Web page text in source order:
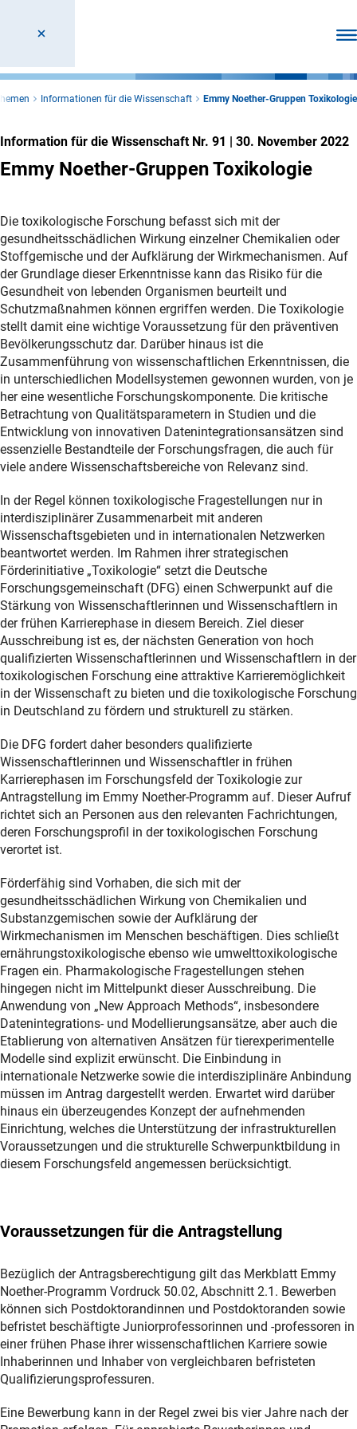
Informationen für die Wissenschaft Emmy Noether-Gruppen Toxikologie
Information für die Wissenschaft Nr. 91 | 30. November 2022
Emmy Noether-Gruppen Toxikologie
Die toxikologische Forschung befasst sich mit der
gesundheitsschädlichen Wirkung einzelner Chemikalien oder
Stoffgemische und der Aufklärung der Wirkmechanismen. Auf
der Grundlage dieser Erkenntnisse kann das Risiko für die
Gesundheit von lebenden Organismen beurteilt und
Schutzmaßnahmen können ergriffen werden. Die Toxikologie
stellt damit eine wichtige Voraussetzung für den präventiven
Bevölkerungsschutz dar. Darüber hinaus ist die
Zusammenführung von wissenschaftlichen Erkenntnissen, die
in unterschiedlichen Modellsystemen gewonnen wurden, von je
her eine wesentliche Forschungskomponente. Die kritische
Betrachtung von Qualitätsparametern in Studien und die
Entwicklung von innovativen Datenintegrationsansätzen sind
essenzielle Bestandteile der Forschungsfragen, die auch für
viele andere Wissenschaftsbereiche von Relevanz sind.
In der Regel können toxikologische Fragestellungen nur in
interdisziplinärer Zusammenarbeit mit anderen
Wissenschaftsgebieten und in internationalen Netzwerken
beantwortet werden. Im Rahmen ihrer strategischen
Förderinitiative „Toxikologie“ setzt die Deutsche
Forschungsgemeinschaft (DFG) einen Schwerpunkt auf die
Stärkung von Wissenschaftlerinnen und Wissenschaftlern in
der frühen Karrierephase in diesem Bereich. Ziel dieser
Ausschreibung ist es, der nächsten Generation von hoch
qualifizierten Wissenschaftlerinnen und Wissenschaftlern in der
toxikologischen Forschung eine attraktive Karrieremöglichkeit
in der Wissenschaft zu bieten und die toxikologische Forschung
in Deutschland zu fördern und strukturell zu stärken.
Die DFG fordert daher besonders qualifizierte
Wissenschaftlerinnen und Wissenschaftler in frühen
Karrierephasen im Forschungsfeld der Toxikologie zur
Antragstellung im Emmy Noether-Programm auf. Dieser Aufruf
richtet sich an Personen aus den relevanten Fachrichtungen,
deren Forschungsprofil in der toxikologischen Forschung
verortet ist.
Förderfähig sind Vorhaben, die sich mit der
gesundheitsschädlichen Wirkung von Chemikalien und
Substanzgemischen sowie der Aufklärung der
Wirkmechanismen im Menschen beschäftigen. Dies schließt
ernährungstoxikologische ebenso wie umwelttoxikologische
Fragen ein. Pharmakologische Fragestellungen stehen
hingegen nicht im Mittelpunkt dieser Ausschreibung. Die
Anwendung von „New Approach Methods“, insbesondere
Datenintegrations- und Modellierungsansätze, aber auch die
Etablierung von alternativen Ansätzen für tierexperimentelle
Modelle sind explizit erwünscht. Die Einbindung in
internationale Netzwerke sowie die interdisziplinäre Anbindung
müssen im Antrag dargestellt werden. Erwartet wird darüber
hinaus ein überzeugendes Konzept der aufnehmenden
Einrichtung, welches die Unterstützung der infrastrukturellen
Voraussetzungen und die strukturelle Schwerpunktbildung in
diesem Forschungsfeld angemessen berücksichtigt.
Voraussetzungen für die Antragstellung
Bezüglich der Antragsberechtigung gilt das Merkblatt Emmy
Noether-Programm Vordruck 50.02, Abschnitt 2.1. Bewerben
können sich Postdoktorandinnen und Postdoktoranden sowie
befristet beschäftigte Juniorprofessorinnen und -professoren in
einer frühen Phase ihrer wissenschaftlichen Karriere sowie
Inhaberinnen und Inhaber von vergleichbaren befristeten
Qualifizierungsprofessuren.
Eine Bewerbung kann in der Regel zwei bis vier Jahre nach der